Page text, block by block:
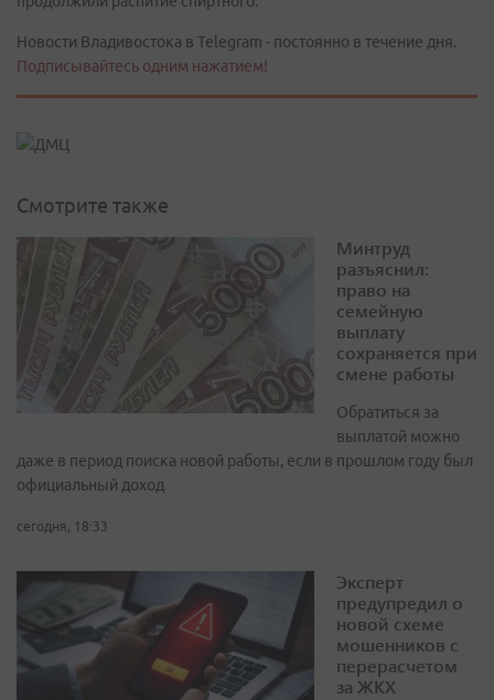
Новости Владивостока в Telegram - постоянно в течение дня.
Подписывайтесь одним нажатием!
Смотрите также
Минтруд
разъяснил:
право на
семейную
выплату
сохраняется при
смене работы
Обратиться за
выплатой можно
даже в период поиска новой работы, если в прошлом году был
официальный доход
сегодня, 18:33
Эксперт
предупредил о
новой схеме
мошенников с
перерасчетом
за ЖКХ